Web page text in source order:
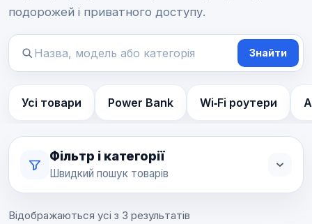
подорожей і приватного доступу.
Пошук
Знайти
Усі товари Power Bank Wi‑Fi роутери
Фільтр і категорії
Швидкий пошук товарів
Відображаються усі з 3 результатів